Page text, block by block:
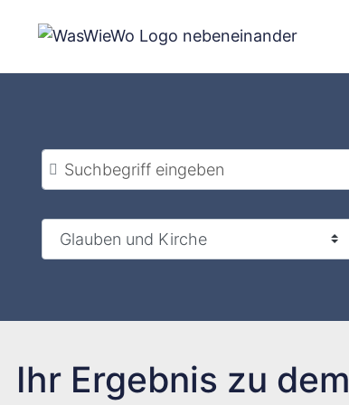
Inhalt
Suchbegriff eingeben
Ihr Ergebnis zu dem